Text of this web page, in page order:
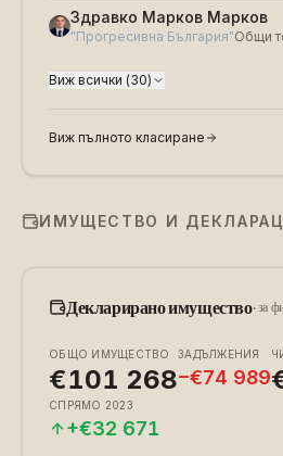
Здравко Марков Марков
"Прогресивна България"Общи
Виж всички (30)
Виж пълното класиране
ИМУЩЕСТВО И
Декларирано имущество·за
ОБЩО ИМУЩЕСТВО
€101 268
ЗАДЪЛЖЕНИЯ
−€74 989
СПРЯМО 2023
+€32 671